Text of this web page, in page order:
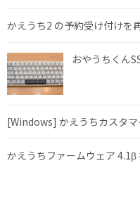
かえうち2 の予約受け付けを
おやうちくん
[Windows] かえうちカスタ
かえうちファームウェア 4.1β